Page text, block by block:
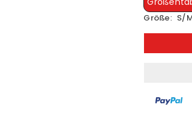
Größe: S/